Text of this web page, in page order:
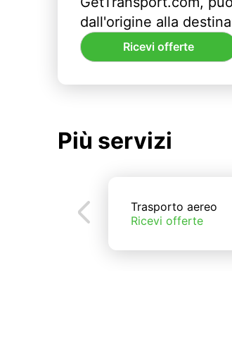
dall'origine alla
Ricevi offerte
Più servizi
Trasporto aereo
Ricevi offerte